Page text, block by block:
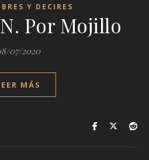
Y DECIRES
Por Mojillo
07/2020
MÁS